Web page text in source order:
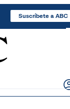
Suscríbete a ABC